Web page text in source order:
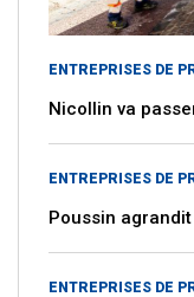
ENTREPRISES DE
Nicollin va
ENTREPRISES DE
Poussin
ENTREPRISES DE